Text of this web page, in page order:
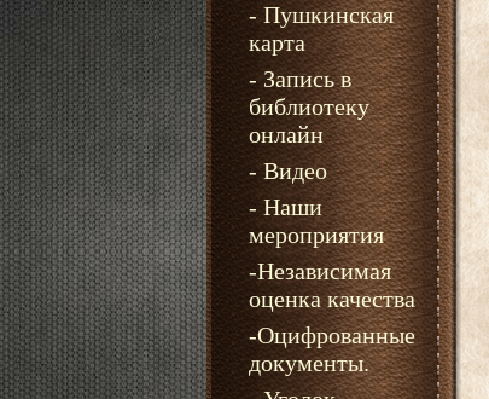
- Пушкинская
карта
- Запись в
библиотеку
онлайн
- Видео
- Наши
мероприятия
-Независимая
оценка качества
-Оцифрованные
документы.